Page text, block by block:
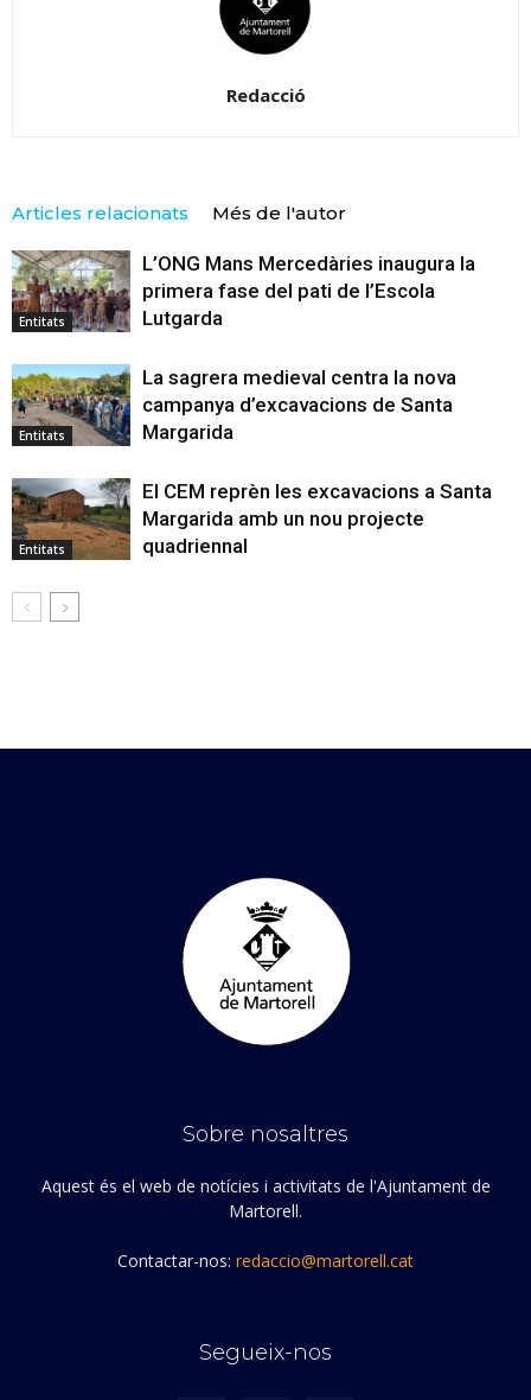
Redacció
Articles relacionats Més de l'autor
Entitats
L’ONG Mans Mercedàries inaugura la
primera fase del pati de l’Escola
Lutgarda
Entitats
La sagrera medieval centra la nova
campanya d’excavacions de Santa
Margarida
Entitats
El CEM reprèn les excavacions a Santa
Margarida amb un nou projecte
quadriennal
Sobre nosaltres
Aquest és el web de notícies i activitats de l'Ajuntament de
Martorell.
Contactar-nos: redaccio@martorell.cat
Segueix-nos